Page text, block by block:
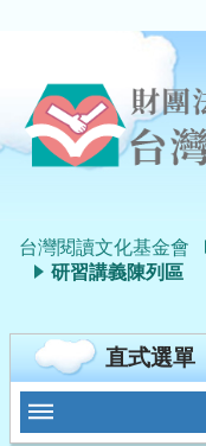
台灣閱讀文化基金會
研習講義陳列區
直式選單